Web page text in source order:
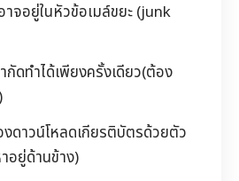
จอยู่ในหัวข้อเมล์ขยะ (junk
ดทำได้เพียงครั้งเดียว(ต้อง
ดาวน์โหลดเกียรติบัตรด้วยตัว
อยู่ด้านข้าง)